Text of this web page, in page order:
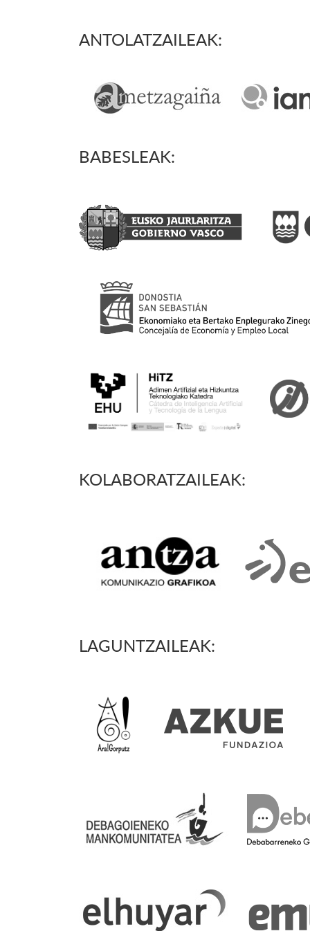
ANTOLATZAILEAK:
BABESLEAK:
KOLABORATZAILEAK:
LAGUNTZAILEAK: